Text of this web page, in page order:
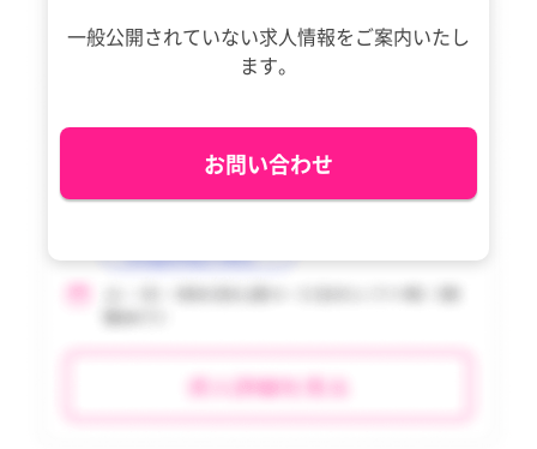
広島県
徳島県
福岡県
長崎県
世羅町
一般公開されていない求人情報をご案内いたし
ます。
お問い合わせ
広島県
徳島県
福岡県
長崎県
世羅町